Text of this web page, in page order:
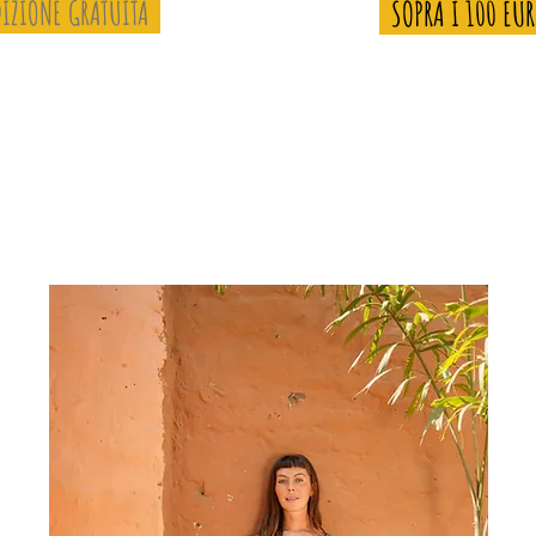
GRATUITA SOPRA I 100